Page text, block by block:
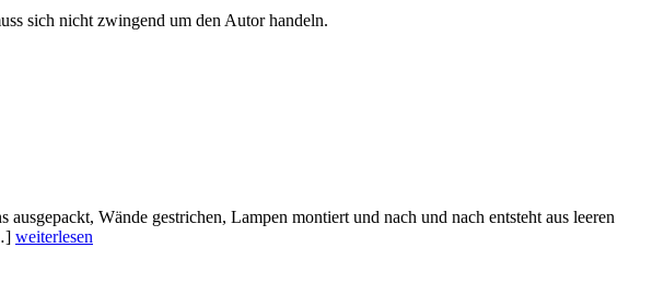
sich nicht zwingend um den Autor handeln.
Wände gestrichen, Lampen montiert und nach und nach entsteht aus leeren
weiterlesen